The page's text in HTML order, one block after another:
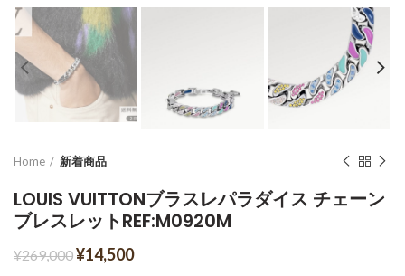
Home 新着商品
LOUIS VUITTONブラスレパラダイス チェーン
ブレスレットREF:M0920M
¥269,000¥14,500